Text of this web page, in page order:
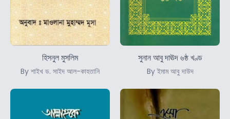
হিসনুল মুসলিম
By শাইখ ড. সাইদ আল-কাহতানি
সুনান আবু দাঊদ ৬ষ্ঠ খণ্ড
By ইমাম আবু দাউদ